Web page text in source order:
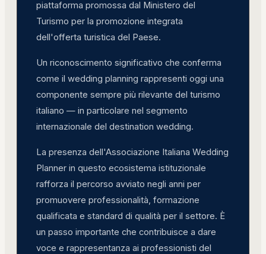
piattaforma promossa dal Ministero del
Turismo per la promozione integrata
dell'offerta turistica del Paese.
Un riconoscimento significativo che conferma
come il wedding planning rappresenti oggi una
componente sempre più rilevante del turismo
italiano — in particolare nel segmento
internazionale del destination wedding.
La presenza dell'Associazione Italiana Wedding
Planner in questo ecosistema istituzionale
rafforza il percorso avviato negli anni per
promuovere professionalità, formazione
qualificata e standard di qualità per il settore. È
un passo importante che contribuisce a dare
voce e rappresentanza ai professionisti del